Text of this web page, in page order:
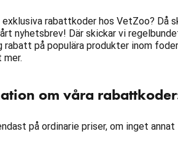
rabattkoder hos VetZoo? Då
nyhetsbrev! Där skickar vi
rabatt på populära produkter inom
om våra
på ordinarie priser, om inget annat